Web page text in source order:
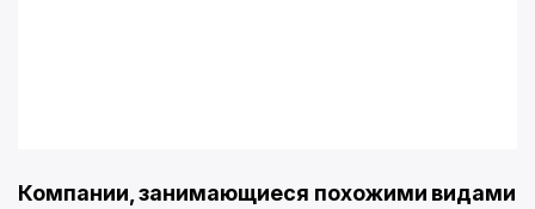
Компании, занимающиеся похожими видами